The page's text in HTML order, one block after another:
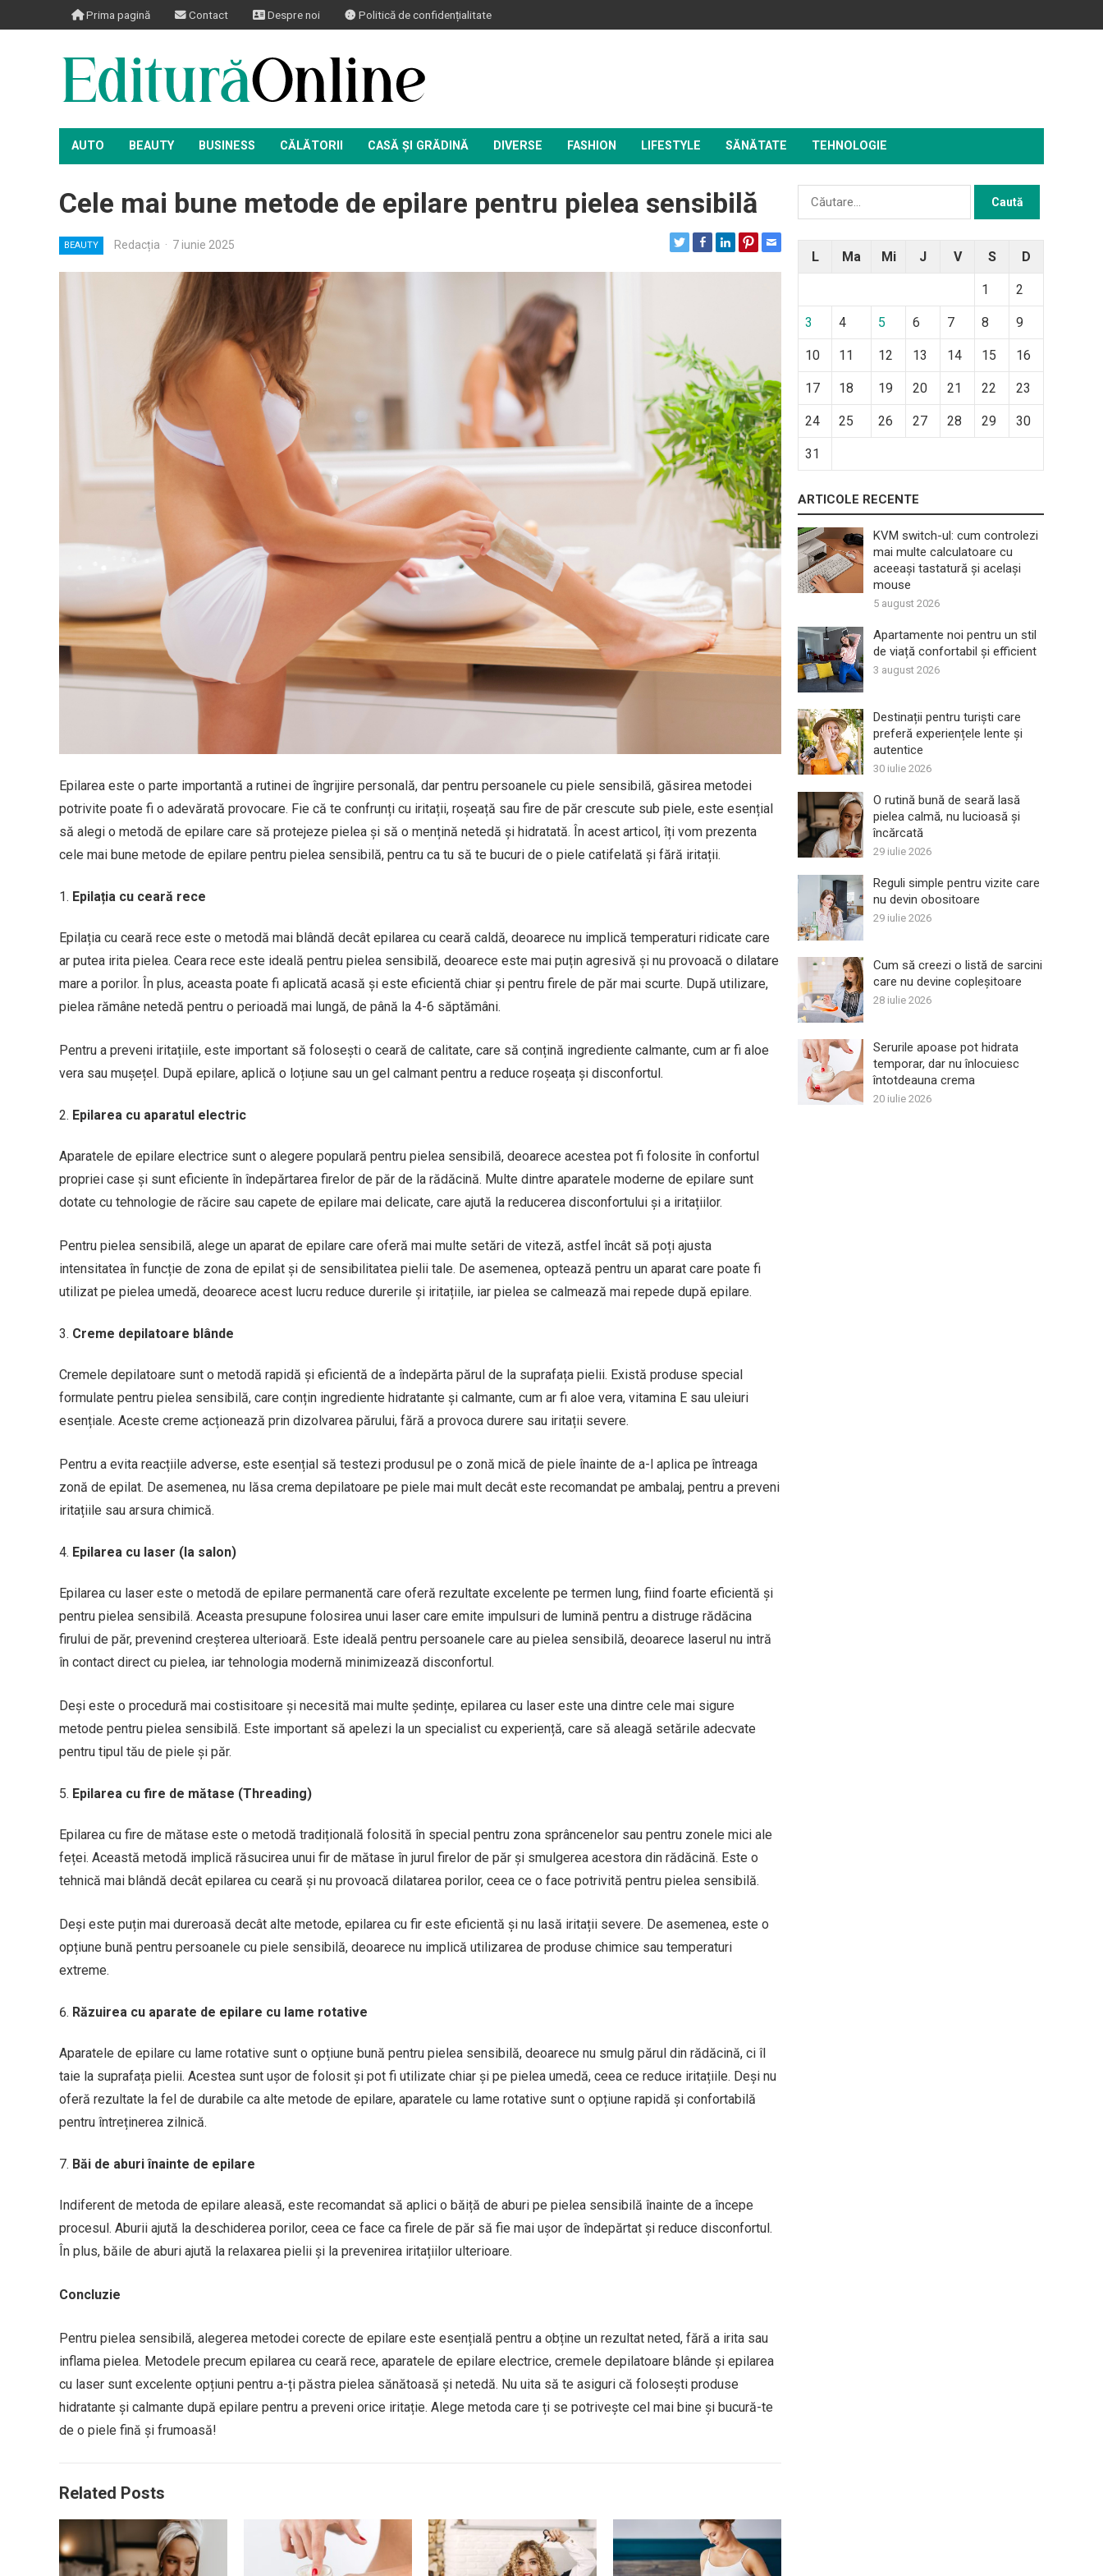
Prima pagină Contact Despre noi Politică de confidențialitate
AUTO BEAUTY BUSINESS CĂLĂTORII CASĂ ȘI GRĂDINĂ DIVERSE FASHION LIFESTYLE SĂNĂTATE TEHNOLOGIE
Cele mai bune metode de epilare pentru pielea sensibilă
BEAUTY Redacția · 7 iunie 2025
Epilarea este o parte importantă a rutinei de îngrijire personală, dar pentru persoanele cu piele sensibilă, găsirea metodei
potrivite poate fi o adevărată provocare. Fie că te confrunți cu iritații, roșeață sau fire de păr crescute sub piele, este esențial
să alegi o metodă de epilare care să protejeze pielea și să o mențină netedă și hidratată. În acest articol, îți vom prezenta
cele mai bune metode de epilare pentru pielea sensibilă, pentru ca tu să te bucuri de o piele catifelată și fără iritații.
Epilația cu ceară rece
Epilația cu ceară rece este o metodă mai blândă decât epilarea cu ceară caldă, deoarece nu implică temperaturi ridicate care
ar putea irita pielea. Ceara rece este ideală pentru pielea sensibilă, deoarece este mai puțin agresivă și nu provoacă o dilatare
mare a porilor. În plus, aceasta poate fi aplicată acasă și este eficientă chiar și pentru firele de păr mai scurte. După utilizare,
pielea rămâne netedă pentru o perioadă mai lungă, de până la 4-6 săptămâni.
Pentru a preveni iritațiile, este important să folosești o ceară de calitate, care să conțină ingrediente calmante, cum ar fi aloe
vera sau mușețel. După epilare, aplică o loțiune sau un gel calmant pentru a reduce roșeața și disconfortul.
Epilarea cu aparatul electric
Aparatele de epilare electrice sunt o alegere populară pentru pielea sensibilă, deoarece acestea pot fi folosite în confortul
propriei case și sunt eficiente în îndepărtarea firelor de păr de la rădăcină. Multe dintre aparatele moderne de epilare sunt
dotate cu tehnologie de răcire sau capete de epilare mai delicate, care ajută la reducerea disconfortului și a iritațiilor.
Pentru pielea sensibilă, alege un aparat de epilare care oferă mai multe setări de viteză, astfel încât să poți ajusta
intensitatea în funcție de zona de epilat și de sensibilitatea pielii tale. De asemenea, optează pentru un aparat care poate fi
utilizat pe pielea umedă, deoarece acest lucru reduce durerile și iritațiile, iar pielea se calmează mai repede după epilare.
Creme depilatoare blânde
Cremele depilatoare sunt o metodă rapidă și eficientă de a îndepărta părul de la suprafața pielii. Există produse special
formulate pentru pielea sensibilă, care conțin ingrediente hidratante și calmante, cum ar fi aloe vera, vitamina E sau uleiuri
esențiale. Aceste creme acționează prin dizolvarea părului, fără a provoca durere sau iritații severe.
Pentru a evita reacțiile adverse, este esențial să testezi produsul pe o zonă mică de piele înainte de a-l aplica pe întreaga
zonă de epilat. De asemenea, nu lăsa crema depilatoare pe piele mai mult decât este recomandat pe ambalaj, pentru a preveni
iritațiile sau arsura chimică.
Epilarea cu laser (la salon)
Epilarea cu laser este o metodă de epilare permanentă care oferă rezultate excelente pe termen lung, fiind foarte eficientă și
pentru pielea sensibilă. Aceasta presupune folosirea unui laser care emite impulsuri de lumină pentru a distruge rădăcina
firului de păr, prevenind creșterea ulterioară. Este ideală pentru persoanele care au pielea sensibilă, deoarece laserul nu intră
în contact direct cu pielea, iar tehnologia modernă minimizează disconfortul.
Deși este o procedură mai costisitoare și necesită mai multe ședințe, epilarea cu laser este una dintre cele mai sigure
metode pentru pielea sensibilă. Este important să apelezi la un specialist cu experiență, care să aleagă setările adecvate
pentru tipul tău de piele și păr.
Epilarea cu fire de mătase (Threading)
Epilarea cu fire de mătase este o metodă tradițională folosită în special pentru zona sprâncenelor sau pentru zonele mici ale
feței. Această metodă implică răsucirea unui fir de mătase în jurul firelor de păr și smulgerea acestora din rădăcină. Este o
tehnică mai blândă decât epilarea cu ceară și nu provoacă dilatarea porilor, ceea ce o face potrivită pentru pielea sensibilă.
Deși este puțin mai dureroasă decât alte metode, epilarea cu fir este eficientă și nu lasă iritații severe. De asemenea, este o
opțiune bună pentru persoanele cu piele sensibilă, deoarece nu implică utilizarea de produse chimice sau temperaturi
extreme.
Răzuirea cu aparate de epilare cu lame rotative
Aparatele de epilare cu lame rotative sunt o opțiune bună pentru pielea sensibilă, deoarece nu smulg părul din rădăcină, ci îl
taie la suprafața pielii. Acestea sunt ușor de folosit și pot fi utilizate chiar și pe pielea umedă, ceea ce reduce iritațiile. Deși nu
oferă rezultate la fel de durabile ca alte metode de epilare, aparatele cu lame rotative sunt o opțiune rapidă și confortabilă
pentru întreținerea zilnică.
Băi de aburi înainte de epilare
Indiferent de metoda de epilare aleasă, este recomandat să aplici o băiță de aburi pe pielea sensibilă înainte de a începe
procesul. Aburii ajută la deschiderea porilor, ceea ce face ca firele de păr să fie mai ușor de îndepărtat și reduce disconfortul.
În plus, băile de aburi ajută la relaxarea pielii și la prevenirea iritațiilor ulterioare.
Concluzie
Pentru pielea sensibilă, alegerea metodei corecte de epilare este esențială pentru a obține un rezultat neted, fără a irita sau
inflama pielea. Metodele precum epilarea cu ceară rece, aparatele de epilare electrice, cremele depilatoare blânde și epilarea
cu laser sunt excelente opțiuni pentru a-ți păstra pielea sănătoasă și netedă. Nu uita să te asiguri că folosești produse
hidratante și calmante după epilare pentru a preveni orice iritație. Alege metoda care ți se potrivește cel mai bine și bucură-te
de o piele fină și frumoasă!
Related Posts
Caută
L Ma Mi J V S D
1 2
3 4 5 6 7 8 9
10 11 12 13 14 15 16
17 18 19 20 21 22 23
24 25 26 27 28 29 30
31
ARTICOLE RECENTE
KVM switch-ul: cum controlezi
mai multe calculatoare cu
aceeași tastatură și același
mouse
5 august 2026
Apartamente noi pentru un stil
de viață confortabil și efficient
3 august 2026
Destinații pentru turiști care
preferă experiențele lente și
autentice
30 iulie 2026
O rutină bună de seară lasă
pielea calmă, nu lucioasă și
încărcată
29 iulie 2026
Reguli simple pentru vizite care
nu devin obositoare
29 iulie 2026
Cum să creezi o listă de sarcini
care nu devine copleșitoare
28 iulie 2026
Serurile apoase pot hidrata
temporar, dar nu înlocuiesc
întotdeauna crema
20 iulie 2026